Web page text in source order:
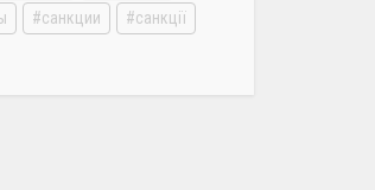
санкции
санкції